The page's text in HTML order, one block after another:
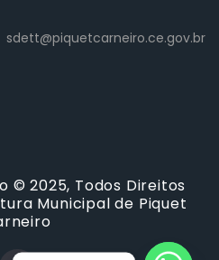
sdett@piquetcarneiro.ce.gov.br
© 2025, Todos Direitos
Municipal de Piquet